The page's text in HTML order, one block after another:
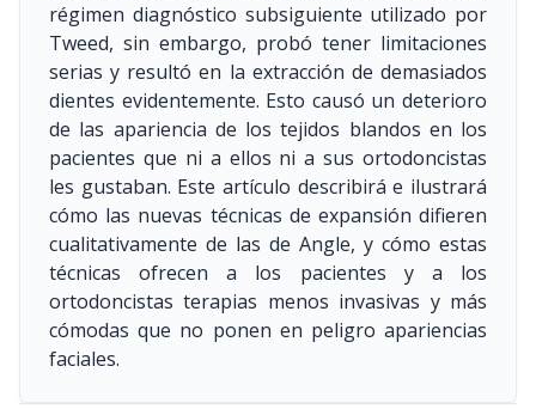
régimen diagnóstico subsiguiente utilizado por
Tweed, sin embargo, probó tener limitaciones
serias y resultó en la extracción de demasiados
dientes evidentemente. Esto causó un deterioro
de las apariencia de los tejidos blandos en los
pacientes que ni a ellos ni a sus ortodoncistas
les gustaban. Este artículo describirá e ilustrará
cómo las nuevas técnicas de expansión difieren
cualitativamente de las de Angle, y cómo estas
técnicas ofrecen a los pacientes y a los
ortodoncistas terapias menos invasivas y más
cómodas que no ponen en peligro apariencias
faciales.